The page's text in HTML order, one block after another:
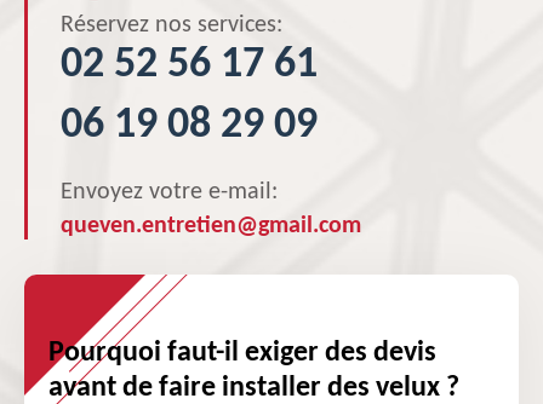
Réservez nos services:
02 52 56 17 61
06 19 08 29 09
Envoyez votre e-mail:
queven.entretien@gmail.com
Pourquoi faut-il exiger des devis
avant de faire installer des velux ?